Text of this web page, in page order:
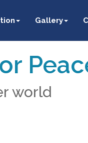
Gallery
world